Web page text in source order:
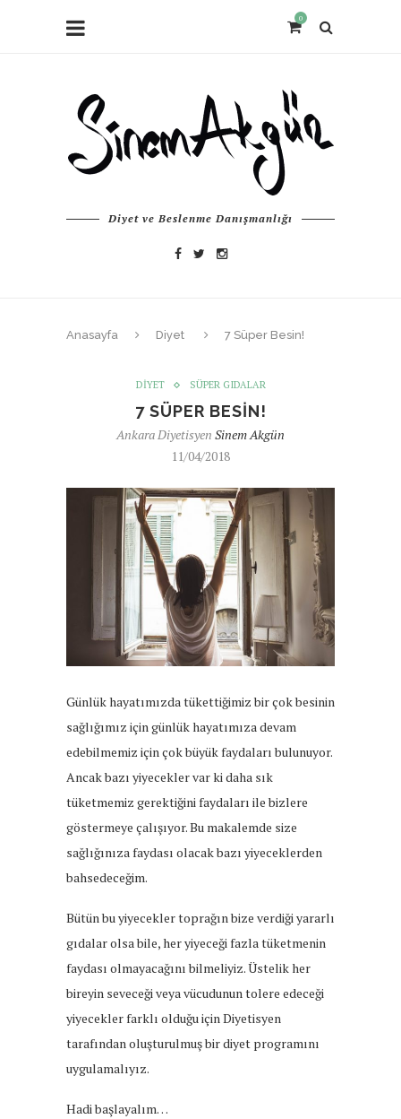
0
Diyet ve Beslenme Danışmanlığı
Anasayfa Diyet 7 Süper Besin!
DIYET SÜPER GIDALAR
7 SÜPER BESIN!
Ankara Diyetisyen Sinem Akgün
11/04/2018
Günlük hayatımızda tükettiğimiz bir çok besinin
sağlığımız için günlük hayatımıza devam
edebilmemiz için çok büyük faydaları bulunuyor.
Ancak bazı yiyecekler var ki daha sık
tüketmemiz gerektiğini faydaları ile bizlere
göstermeye çalışıyor. Bu makalemde size
sağlığınıza faydası olacak bazı yiyeceklerden
bahsedeceğim.
Bütün bu yiyecekler toprağın bize verdiği yararlı
gıdalar olsa bile, her yiyeceği fazla tüketmenin
faydası olmayacağını bilmeliyiz. Üstelik her
bireyin seveceği veya vücudunun tolere edeceği
yiyecekler farklı olduğu için Diyetisyen
tarafından oluşturulmuş bir diyet programını
uygulamalıyız.
Hadi başlayalım…